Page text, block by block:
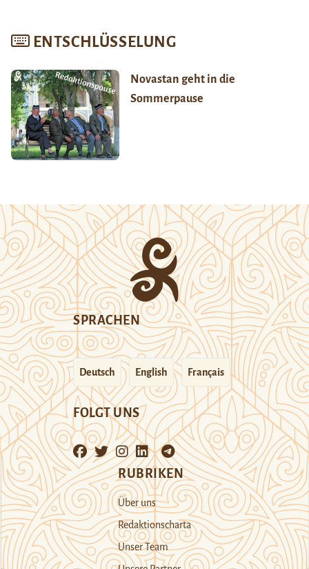
ENTSCHLÜSSELUNG
Novastan geht in die
Sommerpause
SPRACHEN
Deutsch English Français
FOLGT UNS
RUBRIKEN
Über uns
Redaktionscharta
Unser Team